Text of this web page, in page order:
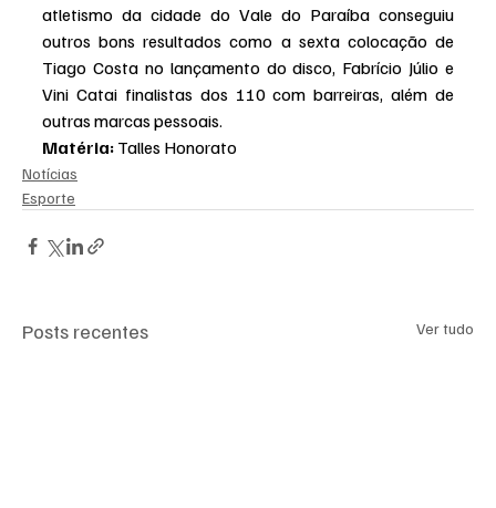
atletismo da cidade do Vale do Paraíba conseguiu
outros bons resultados como a sexta colocação de
Tiago Costa no lançamento do disco, Fabrício Júlio e
Vini Catai finalistas dos 110 com barreiras, além de
outras marcas pessoais.
Matéria: Talles Honorato
Notícias
Esporte
Posts recentes Ver tudo